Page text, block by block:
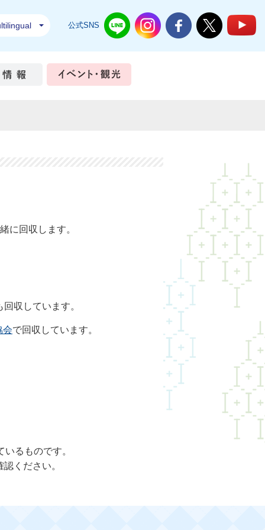
公式SNS 結城市公式LINE結城市公式Instagram
結城市公式Facebook
結城市公式
づくり 市政情報
に回収します。
収しています。
会で回収しています。
るものです。
ください。